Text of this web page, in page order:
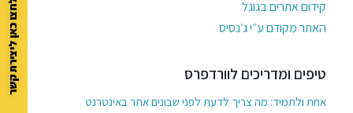
קידום אתרים בגוגל
האתר מקודם ע״י ג׳נסיס
טיפים ומדריכים לוורדפרס
אחת ולתמיד: מה צריך לדעת לפני שבונים אתר באינטרנט
לחצו כאן ליצירת קשר